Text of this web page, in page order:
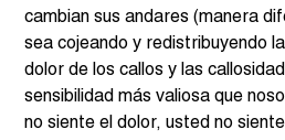
cambian sus andares (manera
sea cojeando y redistribuyendo
dolor de los callos y las
sensibilidad más valiosa que
no siente el dolor, usted no